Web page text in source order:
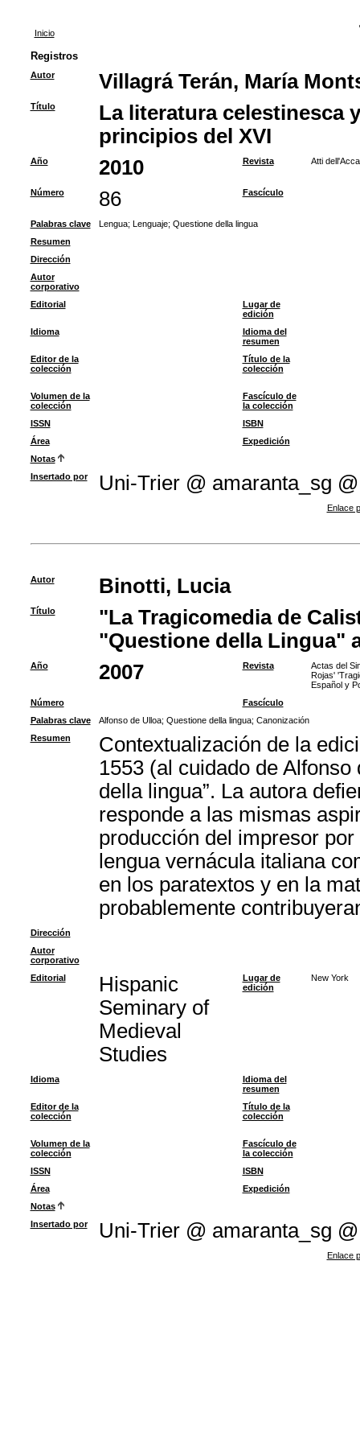
Inicio
Registros
Autor Villagrá Terán, María
Título
La literatura celestinesca
principios del XVI
Año 2010 Revista Atti
Número 86 Fascículo
Palabras clave Lengua; Lenguaje; Questione della lingua
Resumen
Dirección
Autor
corporativo
Editorial
Lugar de
edición
Idioma
Idioma del
resumen
Editor de la
colección
Título de la
colección
Volumen de la
colección
Fascículo de
la colección
ISSN
ISBN
Área
Expedición
Notas
Insertado por
Uni-Trier @ amaranta_sg @
Enlace
Autor Binotti, Lucia
Título
"La Tragicomedia de
"Questione della Lingua"
Año 2007 Revista
Actas del
Rojas'
Español y
Número
Fascículo
Palabras clave
Alfonso de Ulloa; Questione della lingua; Canonización
Resumen
Contextualización de la
1553 (al cuidado de
della lingua”. La autora
responde a las mismas
producción del impresor
lengua vernácula italiana
en los paratextos y en la
probablemente
Dirección
Autor
corporativo
Editorial
Hispanic
Seminary of
Medieval
Studies
Lugar de
edición
New York
Idioma
Idioma del
resumen
Editor de la
colección
Título de la
colección
Volumen de la
colección
Fascículo de
la colección
ISSN
ISBN
Área
Expedición
Notas
Insertado por
Uni-Trier @ amaranta_sg @
Enlace